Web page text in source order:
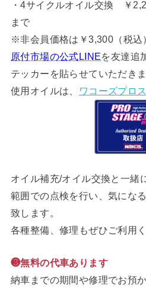
・4サイクルオイル交換 ￥
まで
※非会員価格は￥3,300（税込
原付市場の公式LINEを友達追
テッカーを貼らせていただきま
使用オイルは、
ワコーズプロ
オイル補充/オイル交換と一緒
範囲での点検を行い、気にな
致します。
各種整備、修理もぜひご利用く
❸無料の代車あります
納車までの期間や修理でお預